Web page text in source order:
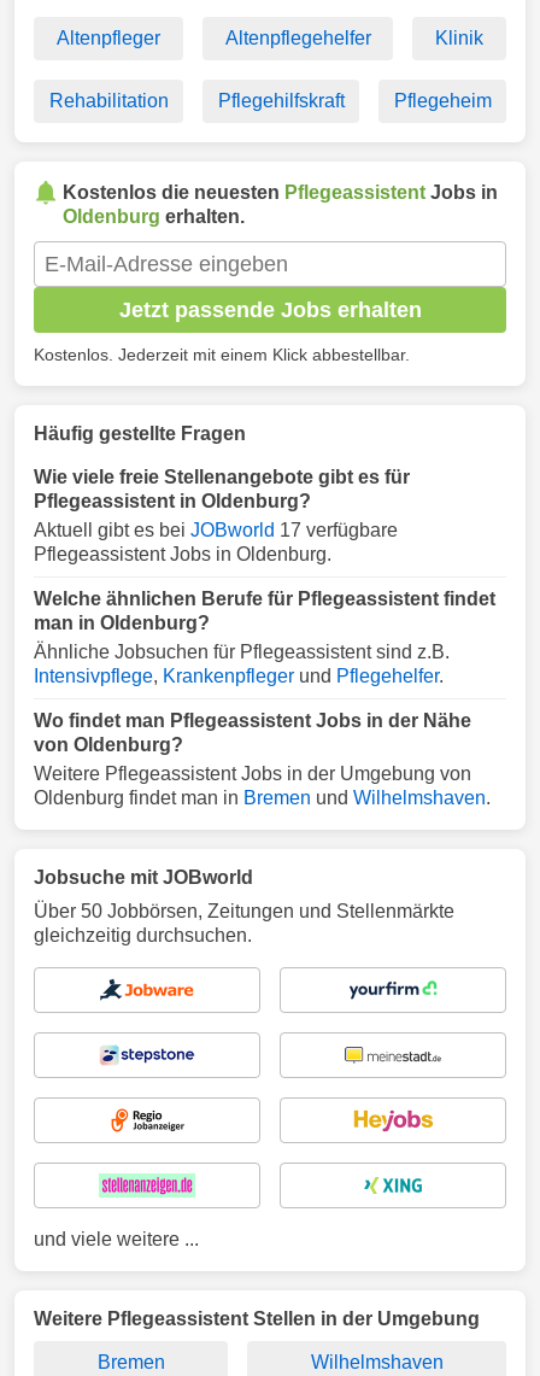
Altenpfleger Altenpflegehelfer Klinik
Rehabilitation Pflegehilfskraft Pflegeheim
Kostenlos die neuesten Pflegeassistent Jobs in
Oldenburg erhalten.
Jetzt passende Jobs erhalten
Kostenlos. Jederzeit mit einem Klick abbestellbar.
Häufig gestellte Fragen
Wie viele freie Stellenangebote gibt es für
Pflegeassistent in Oldenburg?
Aktuell gibt es bei JOBworld 17 verfügbare
Pflegeassistent Jobs in Oldenburg.
Welche ähnlichen Berufe für Pflegeassistent findet
man in Oldenburg?
Ähnliche Jobsuchen für Pflegeassistent sind z.B.
Intensivpflege, Krankenpfleger und Pflegehelfer.
Wo findet man Pflegeassistent Jobs in der Nähe
von Oldenburg?
Weitere Pflegeassistent Jobs in der Umgebung von
Oldenburg findet man in Bremen und Wilhelmshaven.
Jobsuche mit JOBworld
Über 50 Jobbörsen, Zeitungen und Stellenmärkte
gleichzeitig durchsuchen.
und viele weitere ...
Weitere Pflegeassistent Stellen in der Umgebung
Bremen Wilhelmshaven